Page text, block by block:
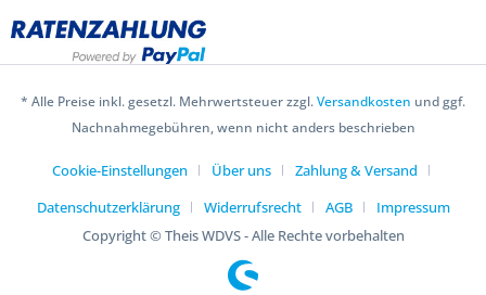
* Alle Preise inkl. gesetzl. Mehrwertsteuer zzgl.Versandkosten und ggf.
Nachnahmegebühren, wenn nicht anders beschrieben
Cookie-Einstellungen Über uns
Zahlung & Versand
Datenschutzerklärung
Widerrufsrecht AGB
Impressum
Copyright © Theis WDVS - Alle Rechte vorbehalten